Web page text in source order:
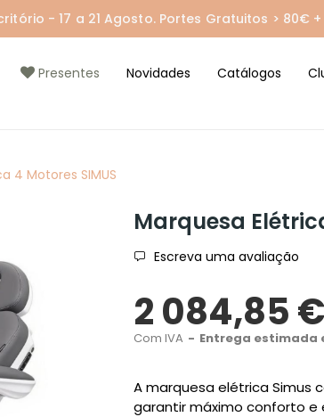
- 17 a 21 Agosto. Portes Gratuitos > 80€
Presentes Novidades Catálogos
4 Motores SIMUS
Marquesa
Escreva uma avaliação
2 084,85
Com IVA Entrega estimada
A marquesa elétrica Simus
garantir máximo conforto